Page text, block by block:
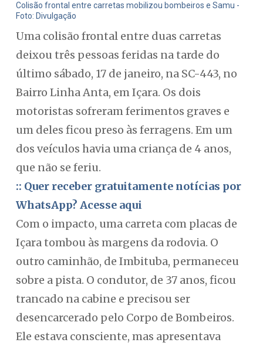
Colisão frontal entre carretas mobilizou bombeiros e Samu -
Foto: Divulgação
Uma colisão frontal entre duas carretas
deixou três pessoas feridas na tarde do
último sábado, 17 de janeiro, na SC-443, no
Bairro Linha Anta, em Içara. Os dois
motoristas sofreram ferimentos graves e
um deles ficou preso às ferragens. Em um
dos veículos havia uma criança de 4 anos,
que não se feriu.
:: Quer receber gratuitamente notícias por
WhatsApp? Acesse aqui
Com o impacto, uma carreta com placas de
Içara tombou às margens da rodovia. O
outro caminhão, de Imbituba, permaneceu
sobre a pista. O condutor, de 37 anos, ficou
trancado na cabine e precisou ser
desencarcerado pelo Corpo de Bombeiros.
Ele estava consciente, mas apresentava